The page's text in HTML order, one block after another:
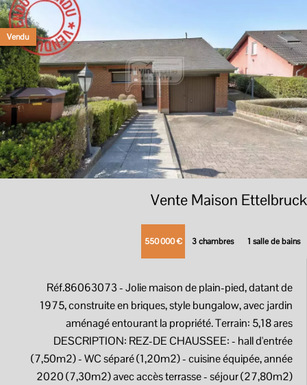
Vente Maison Ettelbruck
550 000 € 3 chambres 1 salle de bains
Réf.86063073- Jolie maison de plain-pied, datant de
1975, construite en briques, style bungalow, avec jardin
aménagé entourant la propriété. Terrain: 5,18 ares
DESCRIPTION: REZ-DE CHAUSSEE: - hall d'entrée
(7,50m2) - WC séparé (1,20m2) - cuisine équipée, année
2020 (7,30m2) avec accès terrasse - séjour (27,80m2)
Vendu